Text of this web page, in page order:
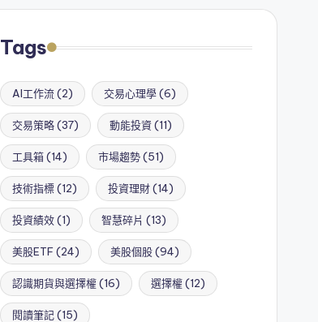
Tags
AI工作流(2) 交易心理學(6)
交易策略(37) 動能投資(11)
工具箱(14) 市場趨勢(51)
技術指標(12) 投資理財(14)
投資績效(1) 智慧碎片 (13)
美股ETF(24) 美股個股(94)
認識期貨與選擇權(16) 選擇權(12)
閱讀筆記(15)